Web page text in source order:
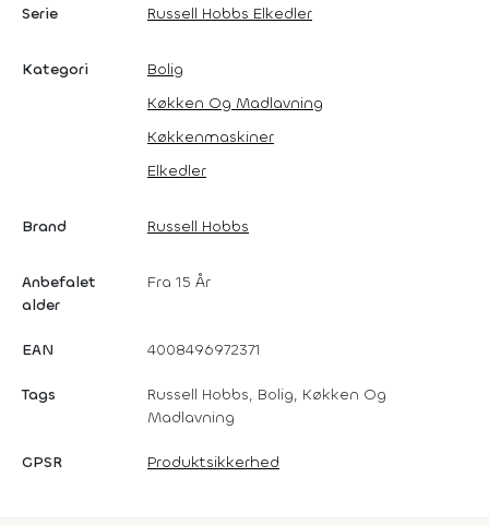
Serie Russell Hobbs Elkedler
Kategori
Bolig
Køkken Og Madlavning
Køkkenmaskiner
Elkedler
Brand Russell Hobbs
Anbefalet
alder
Fra 15 År
EAN 4008496972371
Tags
Russell Hobbs, Bolig, Køkken Og
Madlavning
GPSR Produktsikkerhed